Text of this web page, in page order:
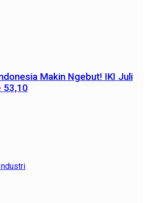
Makin Ngebut! IKI Juli
53,10